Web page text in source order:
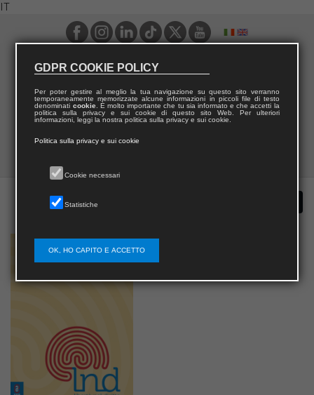
IT
GDPR COOKIE POLICY
Per poter gestire al meglio la tua navigazione su questo sito verranno
temporaneamente memorizzate alcune informazioni in piccoli file di testo
denominati cookie. È molto importante che tu sia informato e che accetti la
politica sulla privacy e sui cookie di questo sito Web. Per ulteriori
informazioni, leggi la nostra politica sulla privacy e sui cookie.
Politica sulla privacy e sui cookie
Cookie necessari
Statistiche
OK, HO CAPITO E ACCETTO